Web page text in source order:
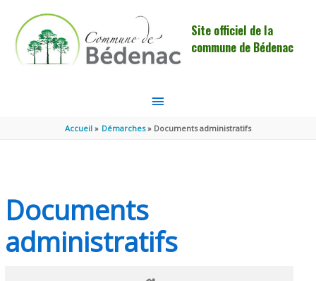
Site officiel de la
commune de Bédenac
MENU
PRINCIPAL
Accueil Démarches Documents administratifs
Documents
administratifs